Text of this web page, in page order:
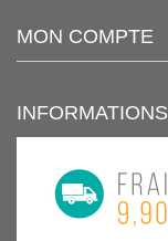
MON COMPTE
INFORMATIONS